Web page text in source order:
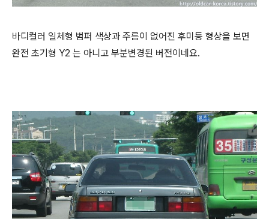
바디컬러 일체형 범퍼 색상과 주름이 없어진 후미등 형상을 보면
완전 초기형 Y2 는 아니고 부분변경된 버전이네요.